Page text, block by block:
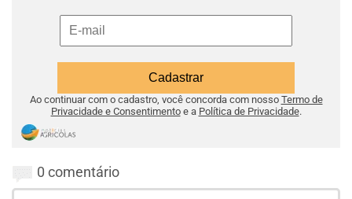
Ao continuar com o cadastro, você concorda com nosso Termo de
Privacidade e Consentimentoe a Política de Privacidade.
0 comentário